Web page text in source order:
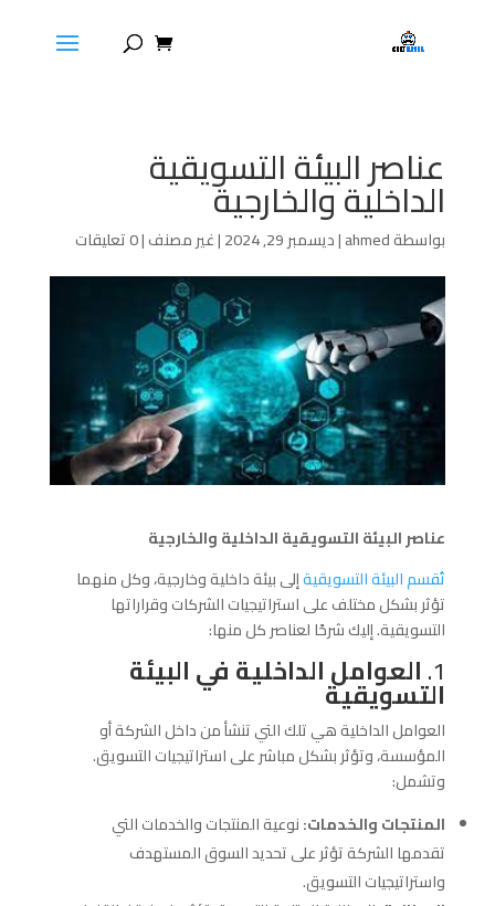
عناصر البيئة التسويقية
الداخلية والخارجية
بواسطةahmed
|ديسمبر 29, 2024 |غير مصنف|0 تعليقات
عناصر البيئة التسويقية الداخلية والخارجية
تُقسم البيئة التسويقيةإلى بيئة داخلية وخارجية، وكل منهما
تؤثر بشكل مختلف على استراتيجيات الشركات وقراراتها
التسويقية. إليك شرحًا لعناصر كل منها:
1. العوامل الداخلية في البيئة
التسويقية
العوامل الداخلية هي تلك التي تنشأ من داخل الشركة أو
المؤسسة، وتؤثر بشكل مباشر على استراتيجيات التسويق.
وتشمل:
المنتجات والخدمات:نوعية المنتجات والخدمات التي
تقدمها الشركة تؤثر على تحديد السوق المستهدف
واستراتيجيات التسويق.